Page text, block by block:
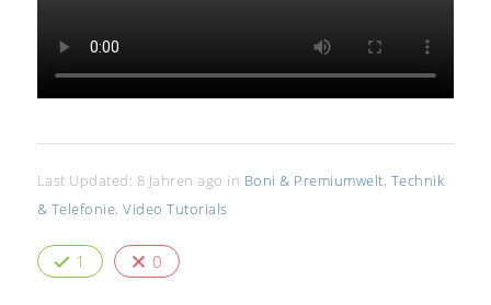
Last Updated: 8 Jahren ago in Boni & Premiumwelt, Technik
& Telefonie,Video Tutorials
1 0